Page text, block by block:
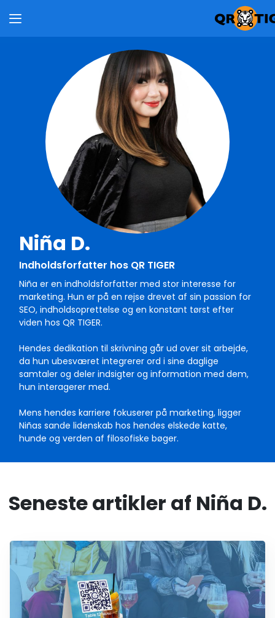
Niña D.
Indholdsforfatter hos QR TIGER
Niña er en indholdsforfatter med stor interesse for
marketing. Hun er på en rejse drevet af sin passion for
SEO, indholdsoprettelse og en konstant tørst efter
viden hos QR TIGER.
Hendes dedikation til skrivning går ud over sit arbejde,
da hun ubesværet integrerer ord i sine daglige
samtaler og deler indsigter og information med dem,
hun interagerer med.
Mens hendes karriere fokuserer på marketing, ligger
Niñas sande lidenskab hos hendes elskede katte,
hunde og verden af filosofiske bøger.
Seneste artikler af Niña D.